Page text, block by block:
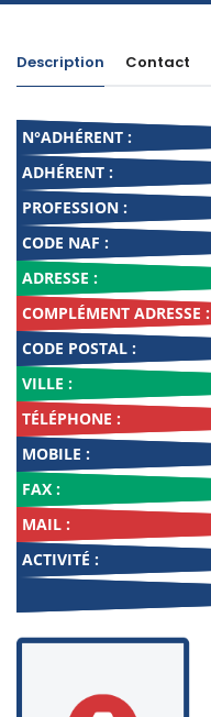
Description Contact
N°ADHÉRENT :
ADHÉRENT :
PROFESSION :
CODE NAF :
ADRESSE :
COMPLÉMENT ADRESSE :
CODE POSTAL :
VILLE :
TÉLÉPHONE :
MOBILE :
FAX :
MAIL :
ACTIVITÉ :